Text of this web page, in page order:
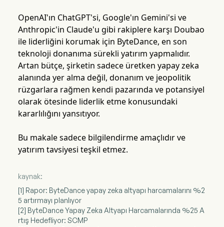
OpenAI'ın ChatGPT'si, Google'ın Gemini'si ve
Anthropic'in Claude'u gibi rakiplere karşı Doubao
ile liderliğini korumak için ByteDance, en son
teknoloji donanıma sürekli yatırım yapmalıdır.
Artan bütçe, şirketin sadece üretken yapay zeka
alanında yer alma değil, donanım ve jeopolitik
rüzgarlara rağmen kendi pazarında ve potansiyel
olarak ötesinde liderlik etme konusundaki
kararlılığını yansıtıyor.
Bu makale sadece bilgilendirme amaçlıdır ve
yatırım tavsiyesi teşkil etmez.
kaynak:
[1] Rapor: ByteDance yapay zeka altyapı harcamalarını %2
5 artırmayı planlıyor
[2] ByteDance Yapay Zeka Altyapı Harcamalarında %25 A
rtış Hedefliyor: SCMP